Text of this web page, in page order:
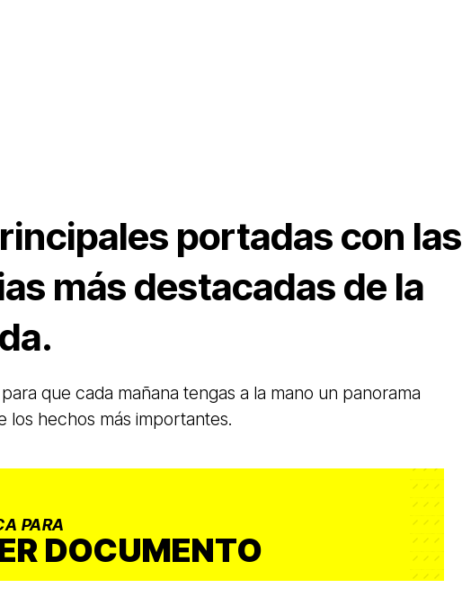
portadas con las
más destacadas de la
que cada mañana tengas a la mano un panorama
los hechos más importantes.
PARA
DOCUMENTO